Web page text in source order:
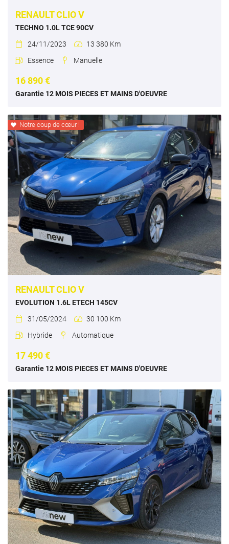
Accueil
L’atelier
d’occasions
Une
02 37 34 19
RENAULT CLIO V
TECHNO 1.0L TCE 90CV
 24/11/2023  13 380 Km
 Essence  Manuelle
16 890 €
Garantie 12 MOIS PIECES ET MAINS D'OEUVRE
 Notre coup de cœur !
RENAULT CLIO V
EVOLUTION 1.6L ETECH 145CV
 31/05/2024  30 100 Km
 Hybride  Automatique
17 490 €
Garantie 12 MOIS PIECES ET MAINS D'OEUVRE